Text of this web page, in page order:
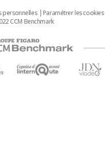
personnelles Paramétrer les cookies
CCM Benchmark